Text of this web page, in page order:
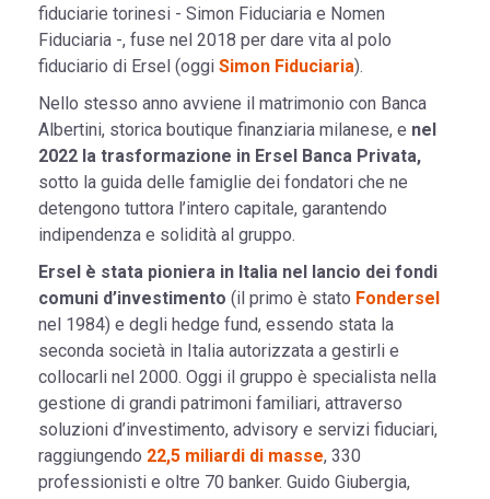
fiduciarie torinesi - Simon Fiduciaria e Nomen
Fiduciaria -, fuse nel 2018 per dare vita al polo
fiduciario di Ersel (oggi Simon Fiduciaria).
Nello stesso anno avviene il matrimonio con Banca
Albertini, storica boutique finanziaria milanese, e nel
2022 la trasformazione in Ersel Banca Privata,
sotto la guida delle famiglie dei fondatori che ne
detengono tuttora l’intero capitale, garantendo
indipendenza e solidità al gruppo.
Ersel è stata pioniera in Italia nel lancio dei fondi
comuni d’investimento (il primo è stato Fondersel
nel 1984) e degli hedge fund, essendo stata la
seconda società in Italia autorizzata a gestirli e
collocarli nel 2000. Oggi il gruppo è specialista nella
gestione di grandi patrimoni familiari, attraverso
soluzioni d’investimento, advisory e servizi fiduciari,
raggiungendo 22,5 miliardi di masse, 330
professionisti e oltre 70 banker. Guido Giubergia,